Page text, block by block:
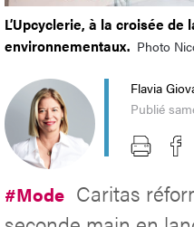
L’Upcyclerie, à la croisée
environnementaux. Photo
Flavia
Publié
#Mode Caritas